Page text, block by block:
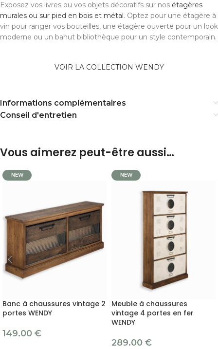
Exposez vos livres ou vos objets décoratifs sur nos étagères
murales ou sur pied en bois et métal. Optez pour une étagère à
vin pour ranger vos bouteilles, une étagère ouverte pour un look
moderne ou un bahut bibliothèque pour un style contemporain.
VOIR LA COLLECTION WENDY
Informations complémentaires
Conseil d'entretien
Vous aimerez peut-être aussi…
NEW
Banc à chaussures vintage 2
portes WENDY
149.00 €
NEW
Meuble à chaussures
vintage 4 portes en fer
WENDY
289.00 €